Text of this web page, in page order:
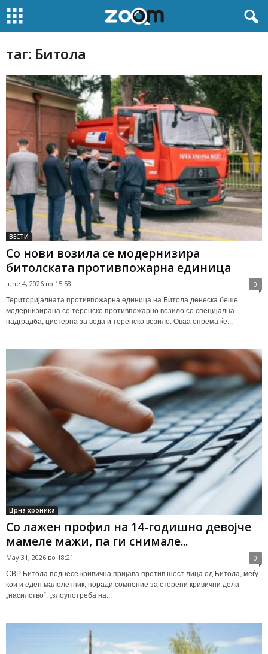
таг: Битола
ВЕСТИ
Со нови возила се модернизира
битолската противпожарна единица
June 4, 2026 во 15:58 0
Територијалната противпожарна единица на Битола денеска беше
модернизирана со теренско противпожарно возило со специјална
надградба, цистерна за вода и теренско возило. Оваа опрема ќе...
Црна хроника
Со лажен профил на 14-годишно девојче
мамеле мажи, па ги снимале...
May 31, 2026 во 18:21 0
СВР Битола поднесе кривична пријава против шест лица од Битола, меѓу
кои и еден малолетник, поради сомнение за сторени кривични дела
„насилство“, „злоупотреба на...